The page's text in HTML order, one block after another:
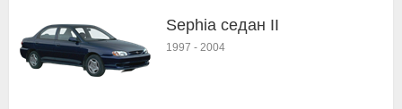
Sephia седан II
1997 - 2004